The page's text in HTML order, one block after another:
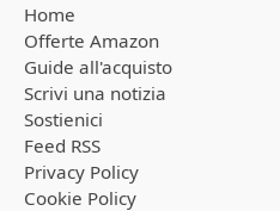
Home
Offerte Amazon
Guide all'acquisto
Scrivi una notizia
Sostienici
Feed RSS
Privacy Policy
Cookie Policy